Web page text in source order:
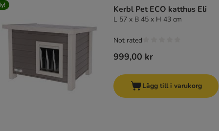
Kerbl Pet ECO katthus Eli
L 57 x B 45 x H 43 cm
999,00 kr
Not rated
Lägg till i varukorg